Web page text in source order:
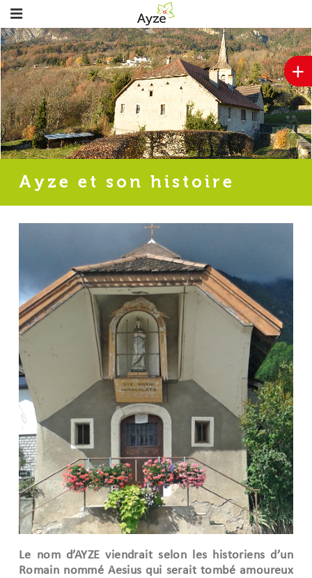
+
Ayze et son histoire
Le nom d’AYZE viendrait selon les historiens d’un
Romain nommé Aesius qui serait tombé amoureux